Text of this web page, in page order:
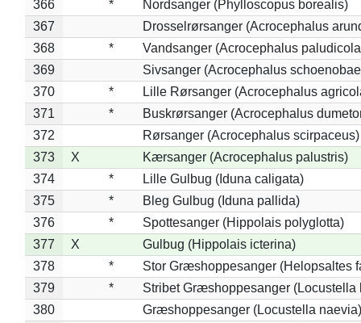
366 *
Nordsanger (Phylloscopus borealis)
367
Drosselrørsanger (Acrocephalus
368
*
Vandsanger (Acrocephalus
369
Sivsanger (Acrocephalus
370
*
Lille Rørsanger (Acrocephalus
371
*
Buskrørsanger (Acrocephalus
372
Rørsanger (Acrocephalus scirpaceus)
373
X
Kærsanger (Acrocephalus palustris)
374
*
Lille Gulbug (Iduna caligata)
375
*
Bleg Gulbug (Iduna pallida)
376
*
Spottesanger (Hippolais polyglotta)
377
X
Gulbug (Hippolais icterina)
378
*
Stor Græshoppesanger (Helopsaltes
379
*
Stribet Græshoppesanger (Locustella
380
Græshoppesanger (Locustella naevia)